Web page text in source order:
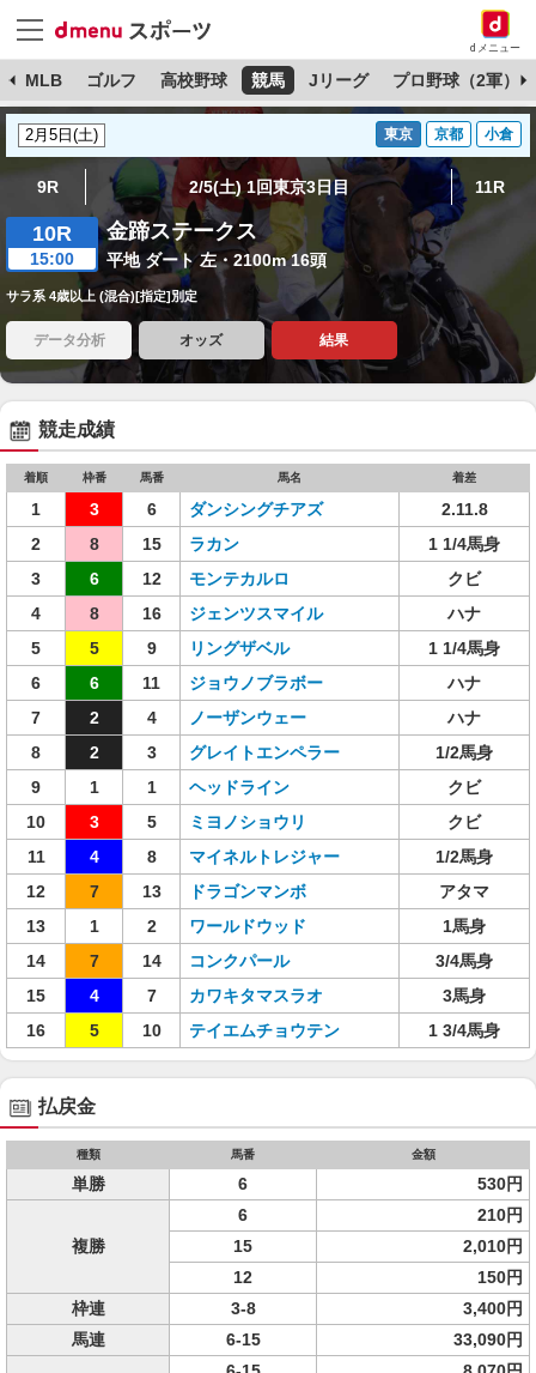
dメニュー
MLB ゴルフ 高校野球 競馬 Jリーグ プロ野球（2軍）
東京 京都 小倉
9R 2/5(土) 1回東京3日目 11R
10R
15:00
金蹄ステークス
平地 ダート 左・2100m 16頭
サラ系 4歳以上 (混合)[指定]別定
データ分析 オッズ 結果
競走成績
着順 枠番 馬番 馬名 着差
1 3 6 ダンシングチアズ
2.11.8
2
8 15 ラカン
1 1/4馬身
3
6 12 モンテカルロ
クビ
4
8 16 ジェンツスマイル
ハナ
5
5 9 リングザベル
1 1/4馬身
6
6 11 ジョウノブラボー
ハナ
7
2 4 ノーザンウェー
ハナ
8
2 3 グレイトエンペラー
1/2馬身
9
1 1 ヘッドライン
クビ
10
3 5 ミヨノショウリ
クビ
11
4 8 マイネルトレジャー
1/2馬身
12
7 13 ドラゴンマンボ
アタマ
13
1 2 ワールドウッド
1馬身
14
7 14 コンクパール
3/4馬身
15
4 7 カワキタマスラオ
3馬身
16
5 10 テイエムチョウテン 1 3/4馬身
払戻金
種類 馬番 金額
単勝 6 530円
複勝
6
210円
15
2,010円
12
150円
枠連
3-8
3,400円
馬連
6-15 33,090円